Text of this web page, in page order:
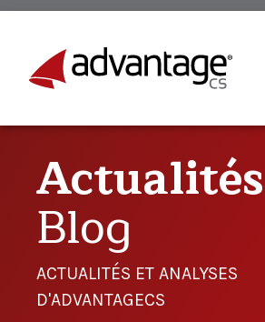
Actualités
Blog
ACTUALITÉS ET ANALYSES
D'ADVANTAGECS